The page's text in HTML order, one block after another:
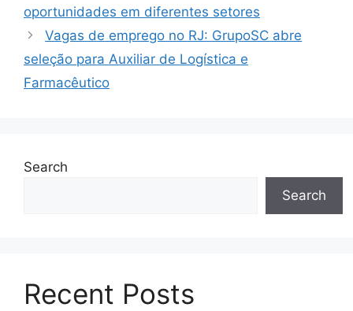
oportunidades em diferentes setores
Vagas de emprego no RJ: GrupoSC abre
seleção para Auxiliar de Logística e
Farmacêutico
Search
Search
Recent Posts